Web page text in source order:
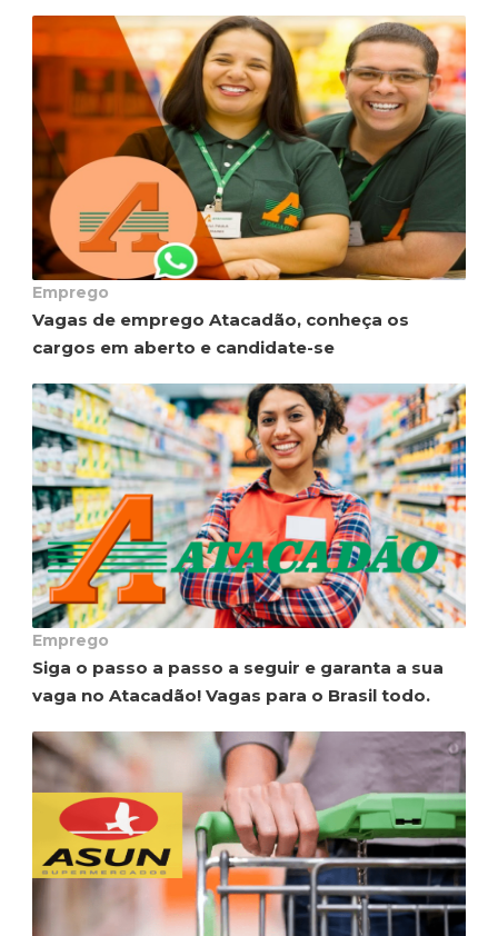
Emprego
Vagas de emprego Atacadão, conheça os
cargos em aberto e candidate-se
Emprego
Siga o passo a passo a seguir e garanta a sua
vaga no Atacadão! Vagas para o Brasil todo.